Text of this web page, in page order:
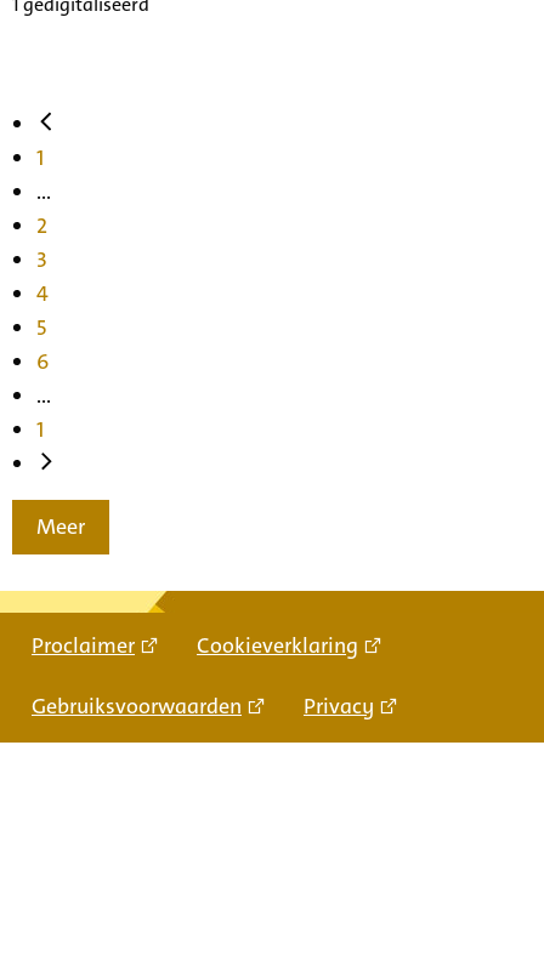
1
...
2
3
4
5
6
...
1
Meer
Proclaimer Cookieverklaring
Gebruiksvoorwaarden Privacy